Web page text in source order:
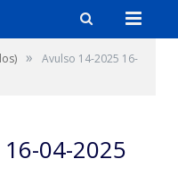
»
Avulso 14-2025 16-
04-2025